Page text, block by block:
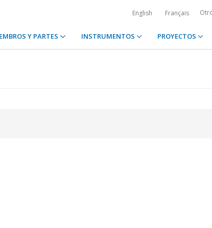
English Français
Y PARTES INSTRUMENTOS PROYECTOS